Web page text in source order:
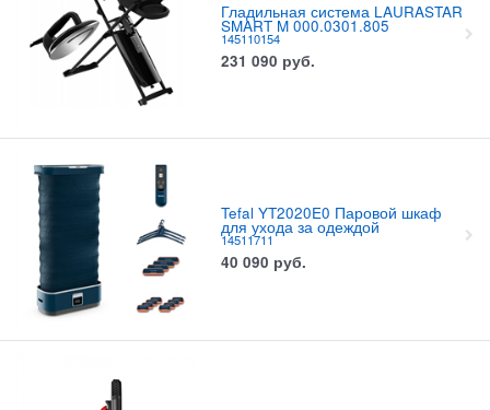
Гладильная система LAURASTAR
SMART M 000.0301.805
145110154
231 090 руб.
Tefal YT2020E0 Паровой шкаф
для ухода за одеждой
14511711
40 090 руб.